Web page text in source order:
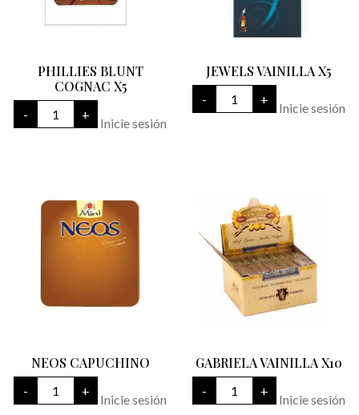
PHILLIES BLUNT
COGNAC X5
-
PHILLIES
BLUNT
COGNAC
+
Inicie sesión
JEWELS VAINILLA X5
-
JEWELS
VAINILLA
X5
+
Inicie sesión
NEOS CAPUCHINO
-
NEOS
CAPUCHINO
cantidad
+
Inicie sesión
GABRIELA VAINILLA X10
-
GABRIELA
VAINILLA
X10
+
Inicie sesión